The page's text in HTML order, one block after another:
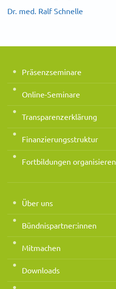
Dr. med. Ralf Schnelle
Präsenzseminare
Online-Seminare
Transparenzerklärung
Finanzierungsstruktur
Fortbildungen organisieren
Über uns
Bündnispartner:innen
Mitmachen
Downloads